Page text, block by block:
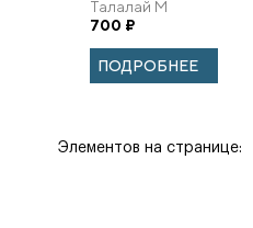
Талалай М
700 ₽
ПОДРОБНЕЕ
Элементов на странице: